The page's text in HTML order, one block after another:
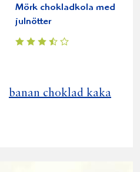
Mörk chokladkola med
julnötter
banan choklad kaka